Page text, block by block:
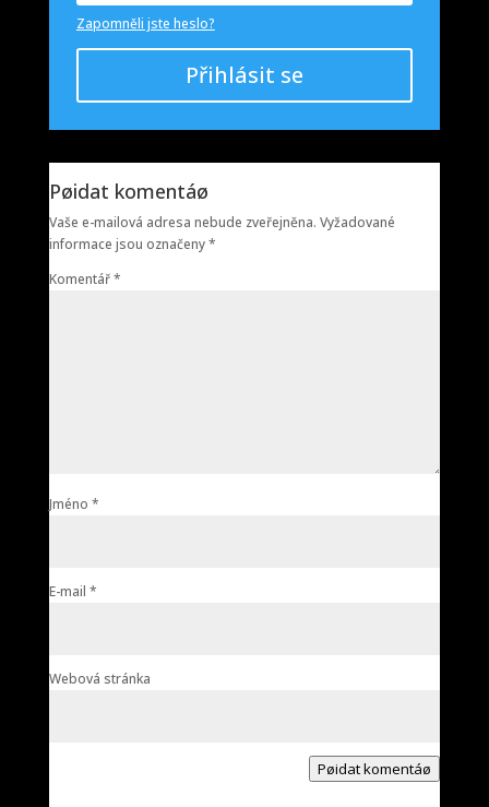
Zapomněli jste heslo?
Přihlásit se
Pøidat komentáø
Vaše e-mailová adresa nebude zveřejněna. Vyžadované
informace jsou označeny*
Komentář*
Jméno *
E-mail *
Webová stránka
Pøidat komentáø